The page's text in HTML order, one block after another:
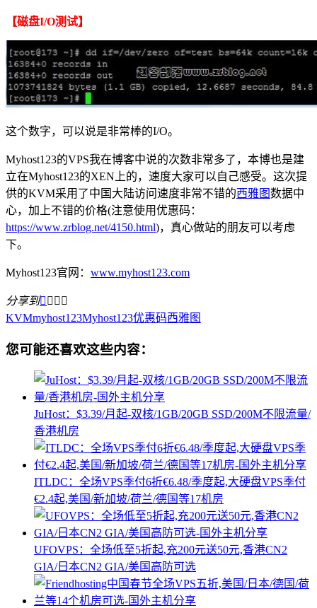
【磁盘I/O测试】
这个数字，可以说是非常棒的I/O。
Myhost123的VPS我在博客中说的次数非常多了，本博也是建
立在Myhost123的XEN上的，速度大家可以自己感受。这次提
供的KVM采用了中国大陆访问速度非常不错的西雅图数据中
心，加上不错的价格(注意使用优惠码：
https://www.zrblog.net/4150.html)，真心做站的朋友可以考虑
下。
Myhost123官网： www.myhost123.com
分享到   
KVMmyhost123Myhost123优惠码西雅图
您可能还喜欢这些内容：
JuHost：$3.39/月起-双核/1GB/20GB SSD/200M不限流量/
香港机房
ITLDC：全场VPS季付6折€6.48/季度起,大硬盘VPS季付
€2.4起,美国/新加坡/荷兰/德国等17机房
UFOVPS：全场低至5折起,充200元送50元,香港CN2
GIA/日本CN2 GIA/美国高防可选